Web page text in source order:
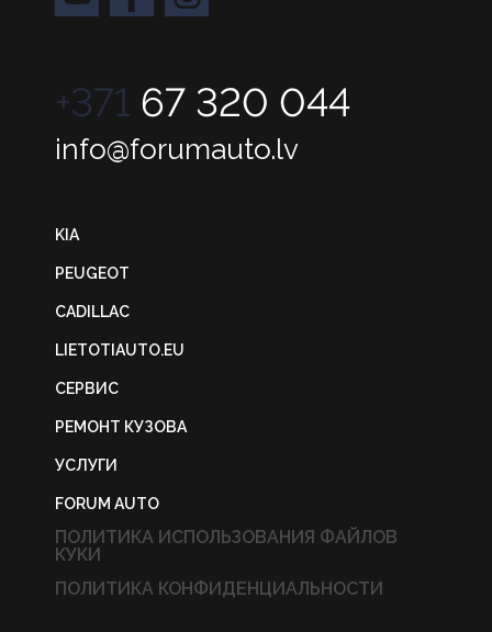
KIA
PEUGEOT
CADILLAC
LIETOTIAUTO.EU
СЕРВИС
РЕМОНТ КУЗОВА
УСЛУГИ
FORUM AUTO
+371 67 320 044
info@forumauto.lv
ПОЛИТИКА ИСПОЛЬЗОВАНИЯ ФАЙЛОВ
КУКИ
ПОЛИТИКА КОНФИДЕНЦИАЛЬНОСТИ